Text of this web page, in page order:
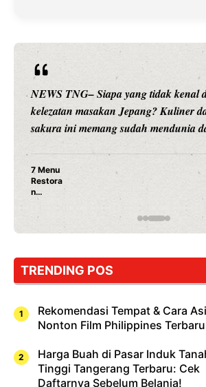
NEWS TNG– Siapa sangka,
hiburan, Nunung Srimulat dan
merambah dunia kuliner
Nunung Srimulat &
Rahasia Mami Bikin
TRENDING POS
Rekomendasi Tempat & Cara
Nonton Film Philippines Terbaru
Harga Buah di Pasar Induk
Tinggi Tangerang Terbaru: Cek
Daftarnya Sebelum Belanja!